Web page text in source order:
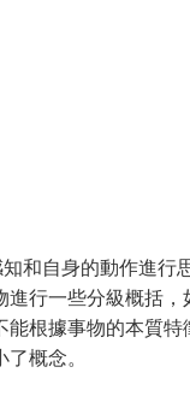
和自身的動作進行
進行一些分級概括
根據事物的本質
概念。